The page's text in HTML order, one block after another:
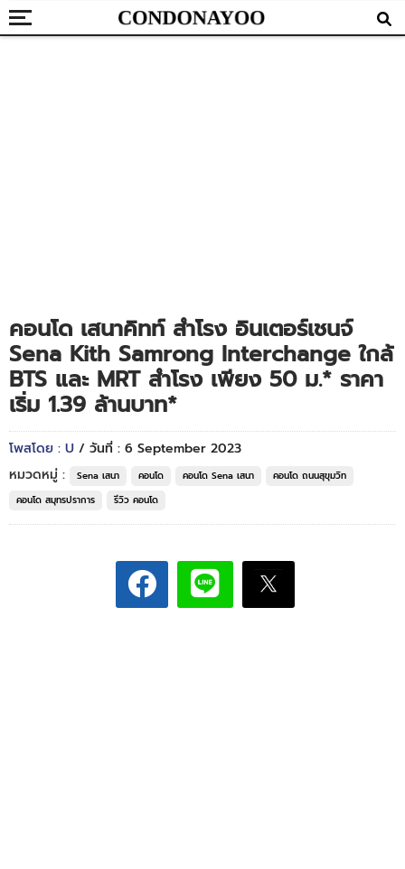
คอนโด เสนาคิทท์ สำโรง อินเตอร์เชนจ์
Sena Kith Samrong Interchange ใกล้
BTS และ MRT สำโรง เพียง 50 ม.* ราคา
เริ่ม 1.39 ล้านบาท*
โพสโดย : U / วันที่ : 6 September 2023
หมวดหมู่ :
Sena เสนา คอนโด คอนโด Sena เสนา
คอนโด ถนนสุขุมวิท
คอนโด สมุทรปราการ
รีวิว คอนโด